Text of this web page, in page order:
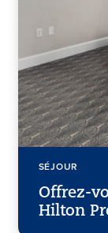
SÉJOUR
Offrez-
Hilton